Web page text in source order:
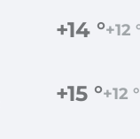
+14 °+12
+15 °+12 °